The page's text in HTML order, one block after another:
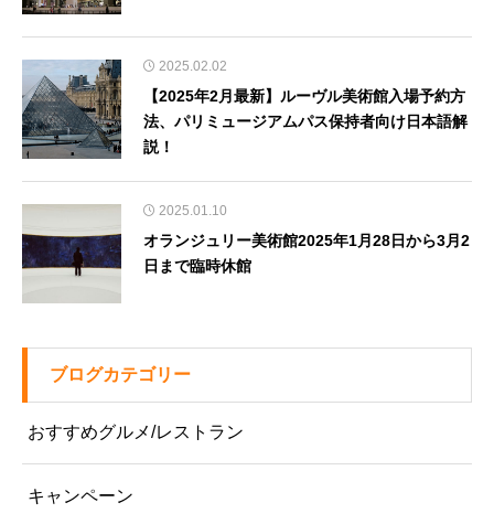
2025.02.02
【2025年2月最新】ルーヴル美術館入場予約方
法、パリミュージアムパス保持者向け日本語解
説！
2025.01.10
オランジュリー美術館2025年1月28日から3月2
日まで臨時休館
ブログカテゴリー
おすすめグルメ/レストラン
キャンペーン